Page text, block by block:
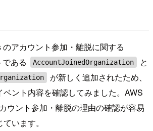
アカウント参加・離脱に関する
ある
AccountJoinedOrganization と
が新しく追加されたため、
ント内容を確認してみました。AWS
ウント参加・離脱の理由の確認が容易
います。